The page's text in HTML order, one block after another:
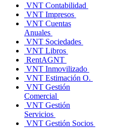
VNT Contabilidad
VNT Impresos
VNT Cuentas
Anuales
VNT Sociedades
VNT Libros
RentAGNT
VNT Inmovilizado
VNT Estimación O.
VNT Gestión
Comercial
VNT Gestión
Servicios
VNT Gestión Socios